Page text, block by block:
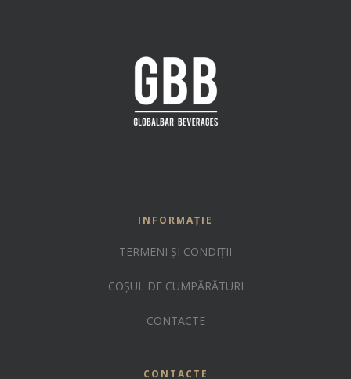
INFORMAȚIE
TERMENI ȘI CONDIȚII
COȘUL DE CUMPĂRĂTURI
CONTACTE
CONTACTE